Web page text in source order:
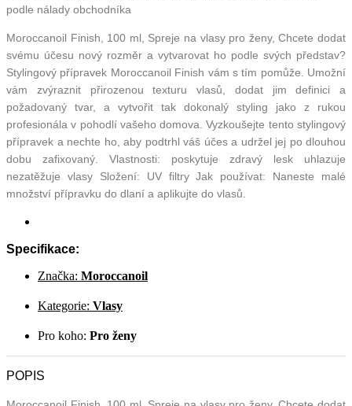
podle nálady obchodníka
Moroccanoil Finish, 100 ml, Spreje na vlasy pro ženy, Chcete dodat
svému účesu nový rozměr a vytvarovat ho podle svých představ?
Stylingový přípravek Moroccanoil Finish vám s tím pomůže. Umožní
vám zvýraznit přirozenou texturu vlasů, dodat jim definici a
požadovaný tvar, a vytvořit tak dokonalý styling jako z rukou
profesionála v pohodlí vašeho domova. Vyzkoušejte tento stylingový
přípravek a nechte ho, aby podtrhl váš účes a udržel jej po dlouhou
dobu zafixovaný. Vlastnosti: poskytuje zdravý lesk uhlazuje
nezatěžuje vlasy Složení: UV filtry Jak používat: Naneste malé
množství přípravku do dlaní a aplikujte do vlasů.
Specifikace:
Značka: Moroccanoil
Kategorie: Vlasy
Pro koho: Pro ženy
POPIS